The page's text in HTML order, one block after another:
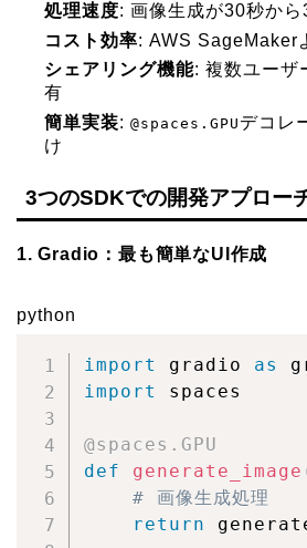
処理速度: 画像生成が30秒から
コスト効率: AWS SageMaker
シェアリング機能: 複数ユーザ
有
簡単実装: @spaces.GPU デコレ
け
3つのSDKでの開発アプロー
1. Gradio：最も簡単なUI作成
python
import gradio as
import
spaces
@spaces . GPU
def
generate_image
# 画像生成処理
return